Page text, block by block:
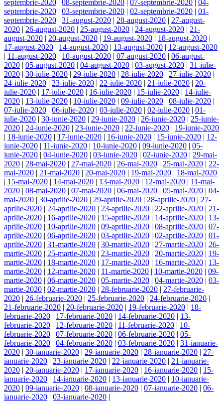
septembrie-2020 08-septembrie-2020 07-septembrie-2020
04-
septembrie-2020 | 03-septembrie-2020 | 02-septembrie-2020 | 01-
septembrie-2020 | 31-august-2020 | 28-august-2020 | 27-august-
2020 | 26-august-2020 | 25-august-2020 | 24-august-2020 | 21-
august-2020 | 20-august-2020 | 19-august-2020 | 18-august-2020 |
17-august-2020 | 14-august-2020 | 13-august-2020 | 12-august-2020
| 11-august-2020 | 10-august-2020 | 07-august-2020 | 06-august-
2020 | 05-august-2020 | 04-august-2020 | 03-august-2020 | 31-iulie-
2020 | 30-iulie-2020 | 29-iulie-2020 | 28-iulie-2020 | 27-iulie-2020 |
24-iulie-2020 | 23-iulie-2020 | 22-iulie-2020 | 21-iulie-2020 | 20-
iulie-2020 | 17-iulie-2020 | 16-iulie-2020 | 15-iulie-2020 | 14-iulie-
2020 | 13-iulie-2020 | 10-iulie-2020 | 09-iulie-2020 | 08-iulie-2020 |
07-iulie-2020 | 06-iulie-2020 | 03-iulie-2020 | 02-iulie-2020 | 01-
iulie-2020 | 30-iunie-2020 | 29-iunie-2020 | 26-iunie-2020 | 25-iunie-
2020 | 24-iunie-2020 | 23-iunie-2020 | 22-iunie-2020 | 19-iunie-2020
| 18-iunie-2020 | 17-iunie-2020 | 16-iunie-2020 | 15-iunie-2020 | 12-
iunie-2020 | 11-iunie-2020 | 10-iunie-2020 | 09-iunie-2020 | 05-
iunie-2020 | 04-iunie-2020 | 03-iunie-2020 | 02-iunie-2020 | 29-mai-
2020 | 28-mai-2020 | 27-mai-2020 | 26-mai-2020 | 25-mai-2020 | 22-
mai-2020 | 21-mai-2020 | 20-mai-2020 | 19-mai-2020 | 18-mai-2020
| 15-mai-2020 | 14-mai-2020 | 13-mai-2020 | 12-mai-2020 | 11-mai-
2020 | 08-mai-2020 | 07-mai-2020 | 06-mai-2020 | 05-mai-2020 | 04-
mai-2020 | 30-aprilie-2020 | 29-aprilie-2020 | 28-aprilie-2020 | 27-
aprilie-2020 | 24-aprilie-2020 | 23-aprilie-2020 | 22-aprilie-2020 | 21-
aprilie-2020 | 16-aprilie-2020 | 15-aprilie-2020 | 14-aprilie-2020 | 13-
aprilie-2020 | 10-aprilie-2020 | 09-aprilie-2020 | 08-aprilie-2020 | 07-
aprilie-2020 | 06-aprilie-2020 | 03-aprilie-2020 | 02-aprilie-2020 | 01-
aprilie-2020 | 31-martie-2020 | 30-martie-2020 | 27-martie-2020 | 26-
martie-2020 | 25-martie-2020 | 23-martie-2020 | 20-martie-2020 | 19-
martie-2020 | 18-martie-2020 | 17-martie-2020 | 16-martie-2020 | 13-
martie-2020 | 12-martie-2020 | 11-martie-2020 | 10-martie-2020 | 09-
martie-2020 | 06-martie-2020 | 05-martie-2020 | 04-martie-2020 | 03-
martie-2020 | 02-martie-2020 | 28-februarie-2020 | 27-februarie-
2020 | 26-februarie-2020 | 25-februarie-2020 | 24-februarie-2020 |
21-februarie-2020 | 20-februarie-2020 | 19-februarie-2020 | 18-
februarie-2020 | 17-februarie-2020 | 14-februarie-2020 | 13-
februarie-2020 | 12-februarie-2020 | 11-februarie-2020 | 10-
februarie-2020 | 07-februarie-2020 | 06-februarie-2020 | 05-
februarie-2020 | 04-februarie-2020 | 03-februarie-2020 | 31-ianuarie-
2020 | 30-ianuarie-2020 | 29-ianuarie-2020 | 28-ianuarie-2020 | 27-
ianuarie-2020 | 23-ianuarie-2020 | 22-ianuarie-2020 | 21-ianuarie-
2020 | 20-ianuarie-2020 | 17-ianuarie-2020 | 16-ianuarie-2020 | 15-
ianuarie-2020 | 14-ianuarie-2020 | 13-ianuarie-2020 | 10-ianuarie-
2020 | 09-ianuarie-2020 | 08-ianuarie-2020 | 07-ianuarie-2020 | 06-
ianuarie-2020 | 03-ianuarie-2020 |